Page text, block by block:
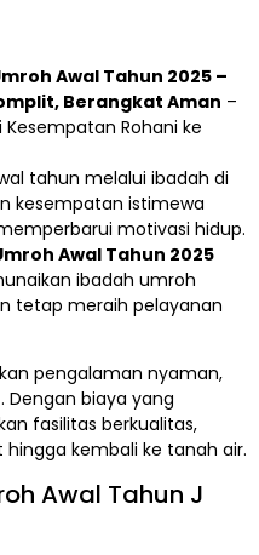
Awal Tahun 2025 –
Berangkat Aman –
Rohani ke
tahun melalui ibadah di
kesempatan istimewa
motivasi hidup.
Awal Tahun 2025
ibadah umroh
tetap meraih pelayanan
pengalaman nyaman,
Dengan biaya yang
fasilitas berkualitas,
kembali ke tanah air.
Awal Tahun J